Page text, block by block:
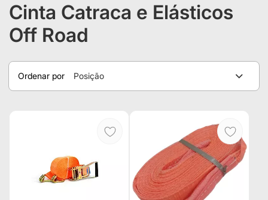
Cinta Catraca e Elásticos
Off Road
Ordenar por Posição